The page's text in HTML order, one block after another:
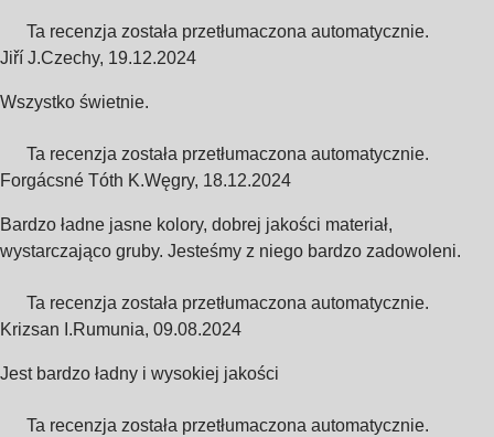
Ta recenzja została przetłumaczona automatycznie.
Jiří J.Czechy, 19.12.2024
Wszystko świetnie.
Ta recenzja została przetłumaczona automatycznie.
Forgácsné Tóth K.Węgry, 18.12.2024
Bardzo ładne jasne kolory, dobrej jakości materiał,
wystarczająco gruby. Jesteśmy z niego bardzo zadowoleni.
Ta recenzja została przetłumaczona automatycznie.
Krizsan I.Rumunia, 09.08.2024
Jest bardzo ładny i wysokiej jakości
Ta recenzja została przetłumaczona automatycznie.